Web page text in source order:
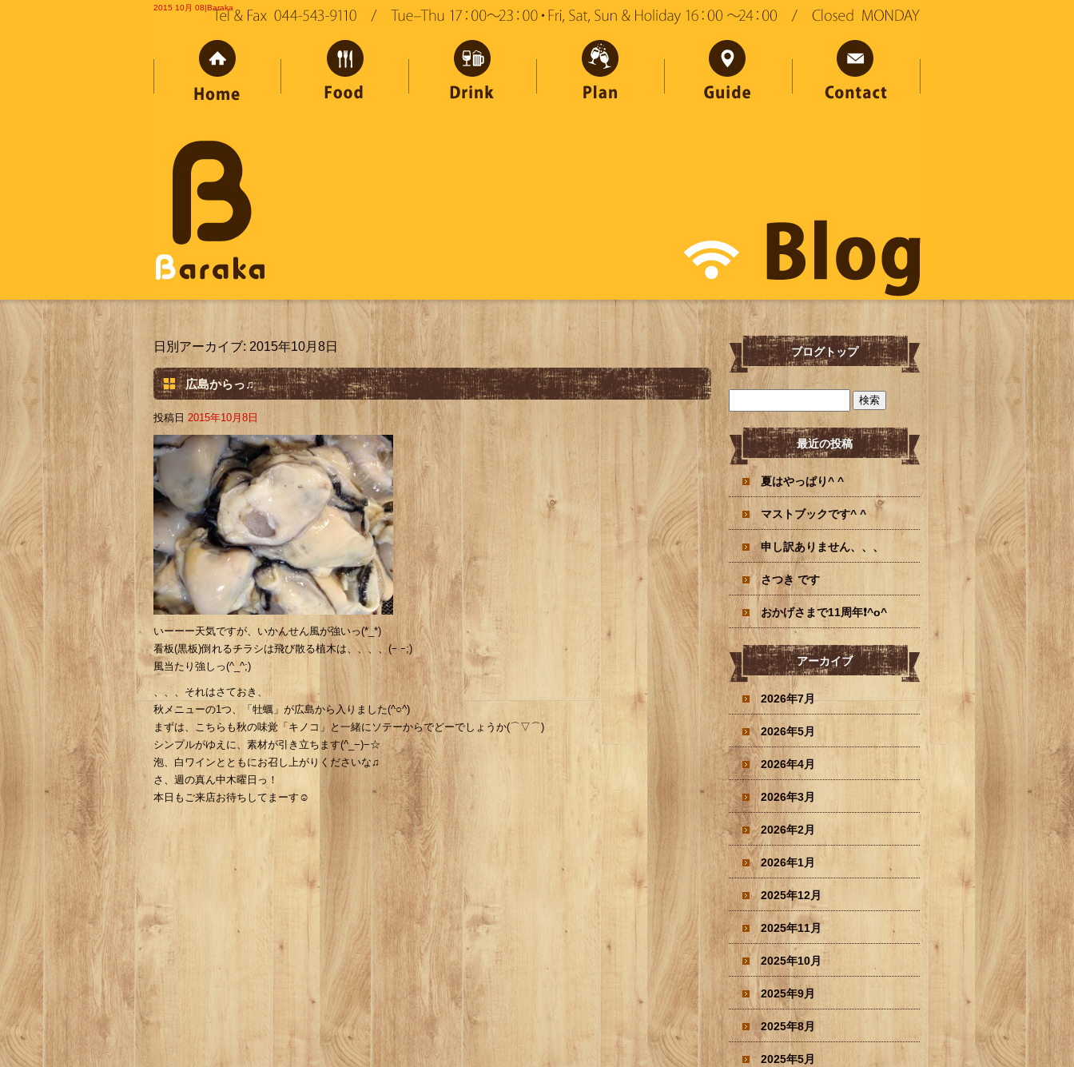
2015 10月 08|Baraka
日別アーカイブ: 2015年10月8日
広島からっ♫
投稿日 2015年10月8日
いーーー天気ですが、いかんせん風が強いっ(*_*)
看板(黒板)倒れるチラシは飛び散る植木は、、、、(ｰ ｰ;)
風当たり強しっ(^_^;)
、、、それはさておき、
秋メニューの1つ、「牡蠣」が広島から入りました(^○^)
まずは、こちらも秋の味覚「キノコ」と一緒にソテーからでどーでしょうか(⌒▽⌒)
シンプルがゆえに、素材が引き立ちます(^_−)−☆
泡、白ワインとともにお召し上がりくださいな♫
さ、週の真ん中木曜日っ！
本日もご来店お待ちしてまーす☺︎
ブログトップ
最近の投稿
夏はやっぱり^ ^
マストブックです^ ^
申し訳ありません、、、
さつき です
おかげさまで11周年❗️^o^
アーカイブ
2026年7月
2026年5月
2026年4月
2026年3月
2026年2月
2026年1月
2025年12月
2025年11月
2025年10月
2025年9月
2025年8月
2025年5月